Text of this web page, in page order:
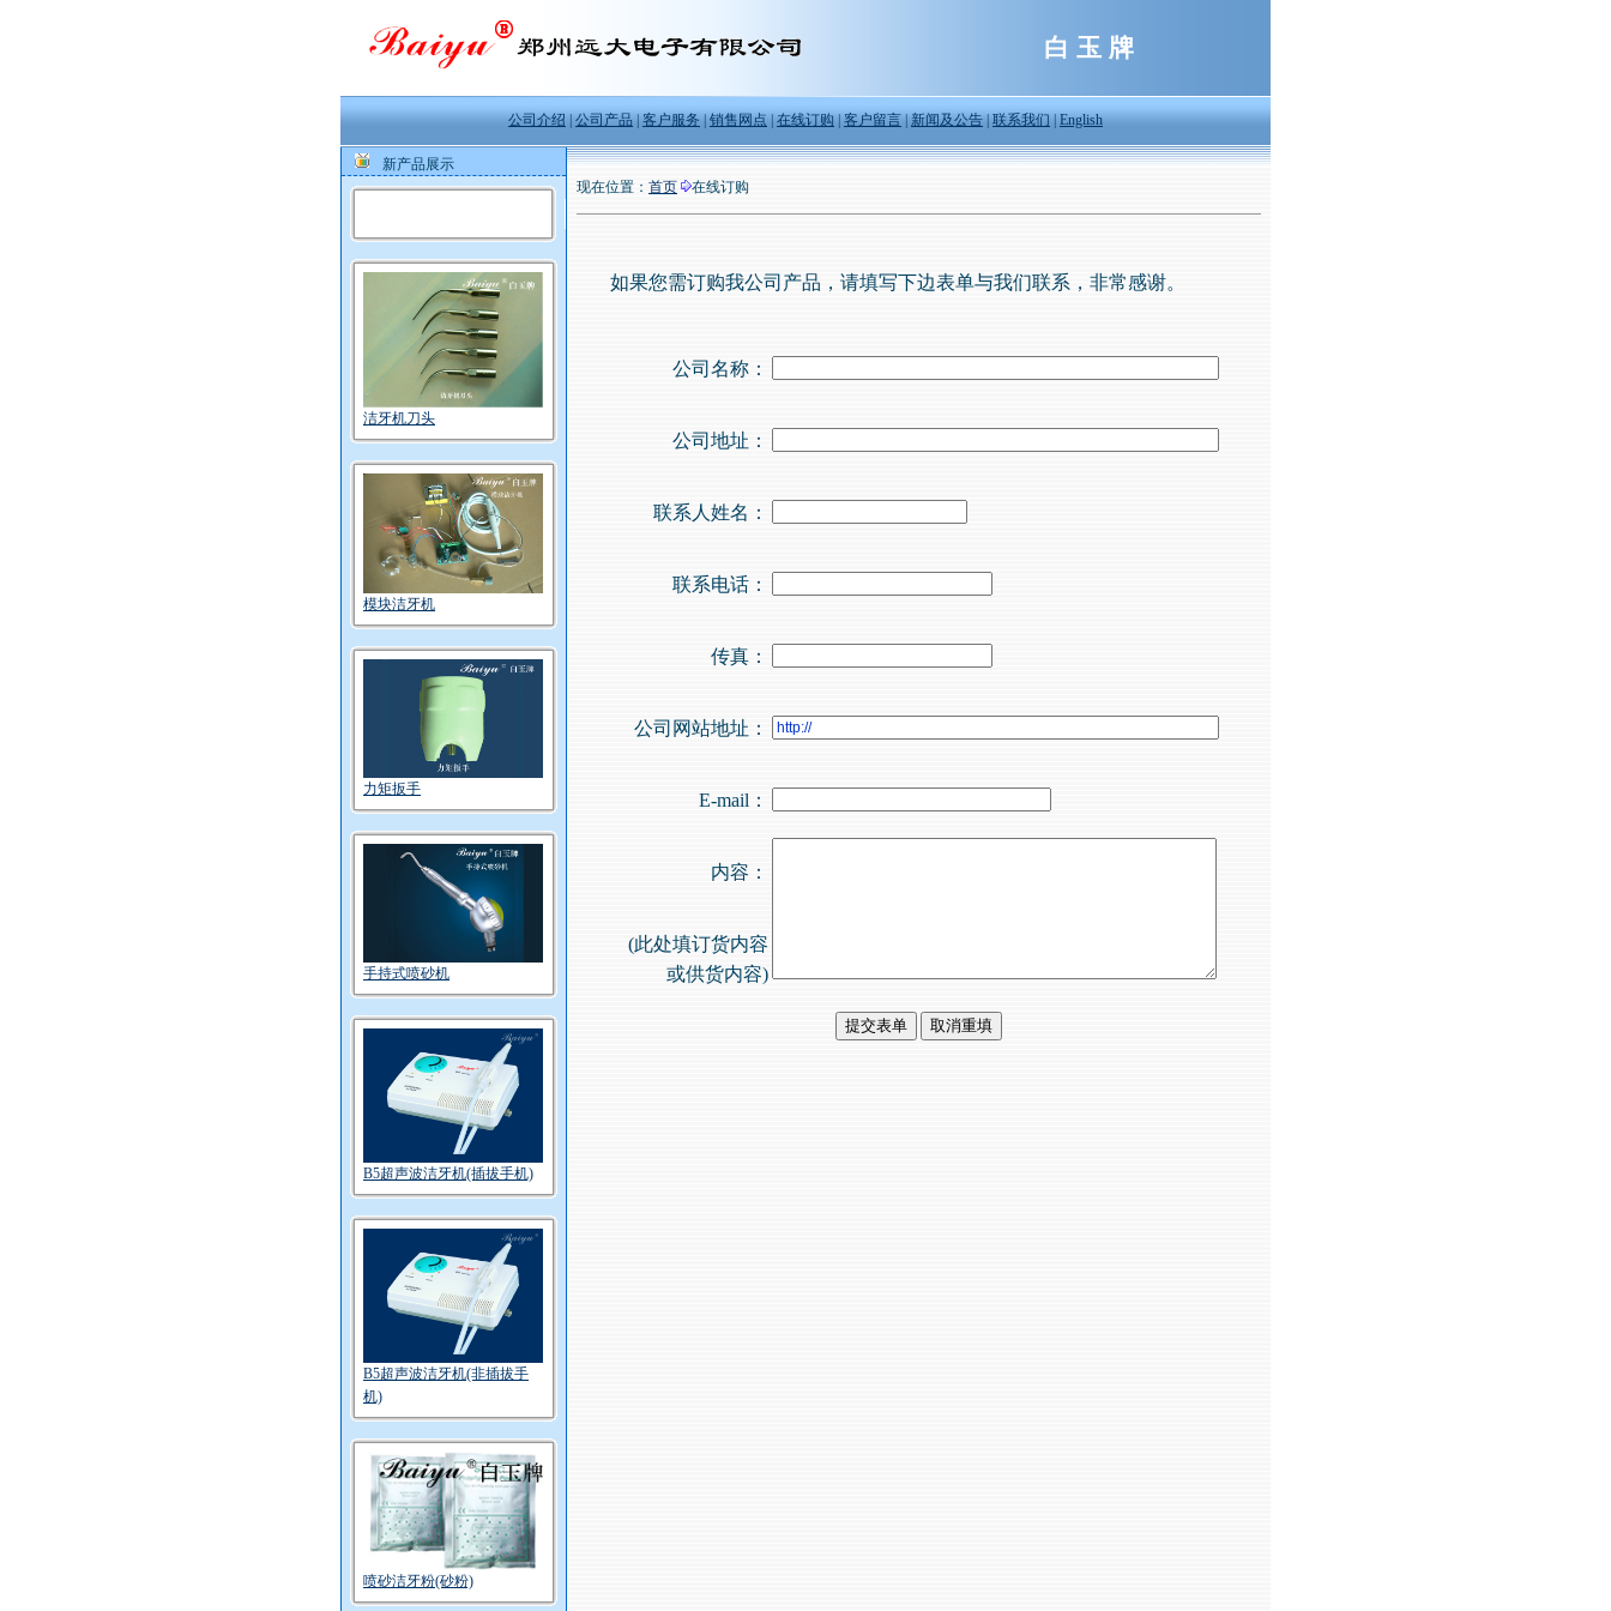
白 玉 牌
公司介绍|公司产品|客户服务|销售网点|在线订购|客户留言|新闻及公告|联系我们|English
新产品展示
洁牙机刀头
模块洁牙机
力矩扳手
手持式喷砂机
B5超声波洁牙机(插拔手机)
B5超声波洁牙机(非插拔手
机)
喷砂洁牙粉(砂粉)
现在位置： 首页 在线订购
如果您需订购我公司产品，请填写下边表单与我们联系，非常感谢。
公司名称：
公司地址：
联系人姓名：
联系电话：
传真：
公司网站地址：
E-mail：
内容：
(此处填订货内容
或供货内容)